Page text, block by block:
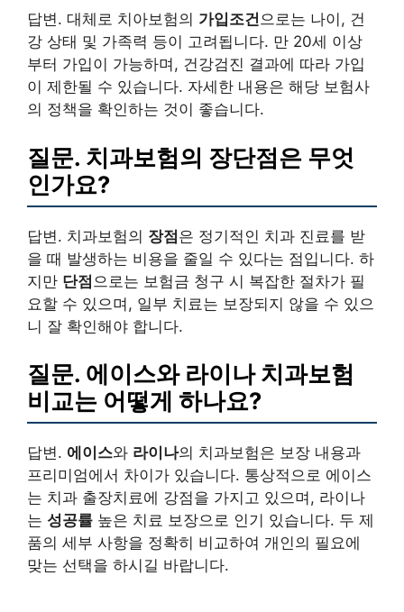
답변. 대체로 치아보험의 가입조건으로는 나이, 건
강 상태 및 가족력 등이 고려됩니다. 만 20세 이상
부터 가입이 가능하며, 건강검진 결과에 따라 가입
이 제한될 수 있습니다. 자세한 내용은 해당 보험사
의 정책을 확인하는 것이 좋습니다.
질문. 치과보험의 장단점은 무엇
인가요?
답변. 치과보험의 장점은 정기적인 치과 진료를 받
을 때 발생하는 비용을 줄일 수 있다는 점입니다. 하
지만 단점 으로는 보험금 청구 시 복잡한 절차가 필
요할 수 있으며, 일부 치료는 보장되지 않을 수 있으
니 잘 확인해야 합니다.
질문. 에이스와 라이나 치과보험
비교는 어떻게 하나요?
답변. 에이스와 라이나의 치과보험은 보장 내용과
프리미엄에서 차이가 있습니다. 통상적으로 에이스
는 치과 출장치료에 강점을 가지고 있으며, 라이나
는 성공률 높은 치료 보장으로 인기 있습니다. 두 제
품의 세부 사항을 정확히 비교하여 개인의 필요에
맞는 선택을 하시길 바랍니다.